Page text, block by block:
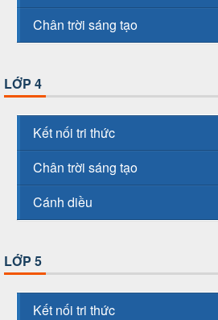
Chân trời sáng tạo
LỚP 4
Kết nối tri thức
Chân trời sáng tạo
Cánh diều
LỚP 5
Kết nối tri thức